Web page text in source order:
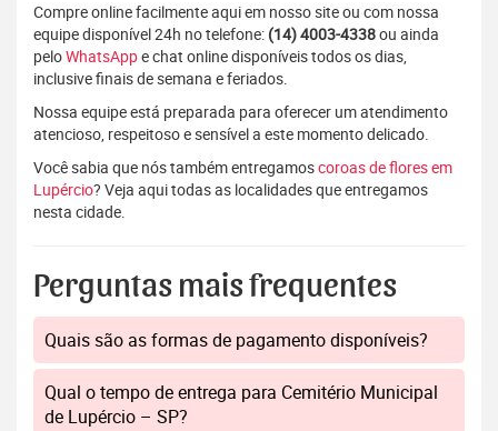
Compre online facilmente aqui em nosso site ou com nossa
equipe disponível 24h no telefone: (14) 4003-4338ou ainda
peloWhatsAppe chat online disponíveis todos os dias,
inclusive finais de semana e feriados.
Nossa equipe está preparada para oferecer um atendimento
atencioso, respeitoso e sensível a este momento delicado.
Você sabia que nós também entregamoscoroas de flores em
Lupércio? Veja aqui todas as localidades que entregamos
nesta cidade.
Perguntas mais frequentes
Quais são as formas de pagamento disponíveis?
Qual o tempo de entrega para Cemitério Municipal
de Lupércio – SP?